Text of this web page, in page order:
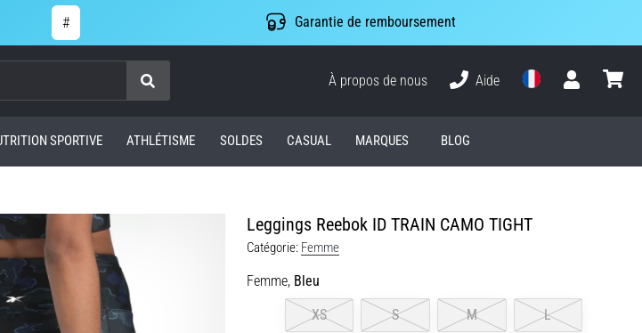
# Garantie de remboursement
Chercher
À propos de nous
Aide
SPORTIVE ATHLÉTISME SOLDES CASUAL MARQUES BLOG
Leggings Reebok ID TRAIN CAMO TIGHT
Catégorie: Femme
Femme, Bleu
XS
S M L